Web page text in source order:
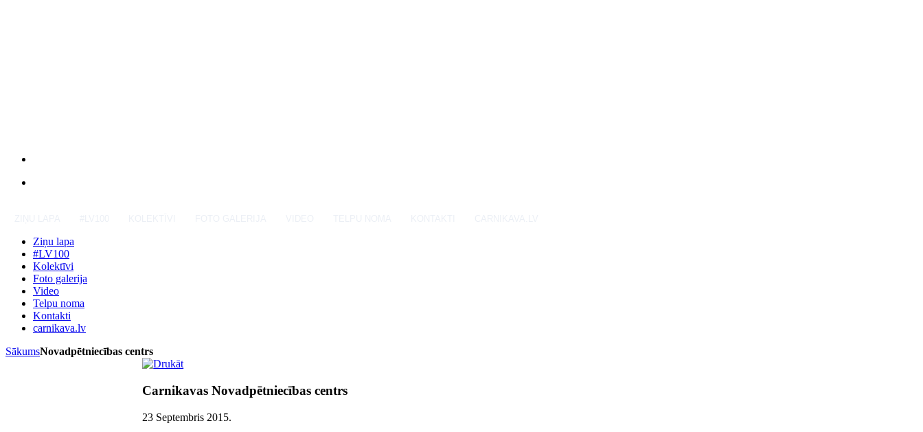
Ziņu lapa
#LV100
Kolektīvi
Foto galerija
Video
Telpu noma
Kontakti
carnikava.lv
SākumsNovadpētniecības centrs
Carnikavas Novadpētniecības centrs
23 Septembris 2015.